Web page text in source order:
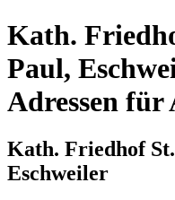
Kath.
Paul,
Adressen für
Kath. Friedhof
Eschweiler